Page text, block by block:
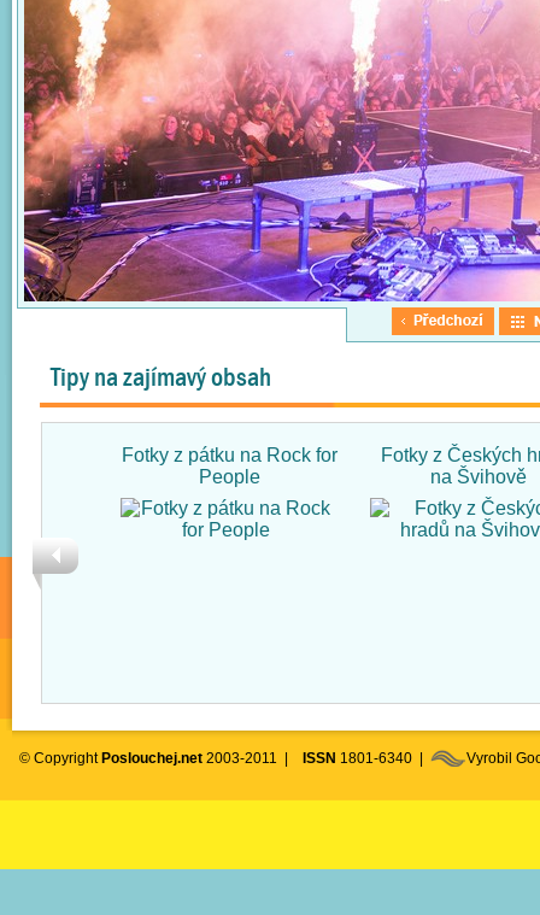
Tipy na zajímavý obsah
Fotky z pátku na Rock for
People
Fotky z Českých
na Švihově
© Copyright Poslouchej.net 2003-2011 | ISSN 1801-6340 | Vyrobil